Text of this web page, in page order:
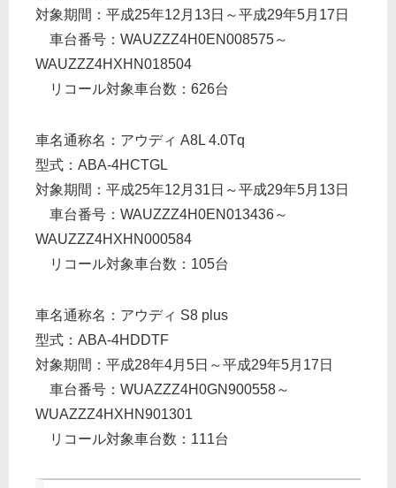
対象期間：平成25年12月13日～平成29年5月17日
車台番号：WAUZZZ4H0EN008575～
WAUZZZ4HXHN018504
リコール対象車台数：626台
車名通称名：アウディ A8L 4.0Tq
型式：ABA-4HCTGL
対象期間：平成25年12月31日～平成29年5月13日
車台番号：WAUZZZ4H0EN013436～
WAUZZZ4HXHN000584
リコール対象車台数：105台
車名通称名：アウディ S8 plus
型式：ABA-4HDDTF
対象期間：平成28年4月5日～平成29年5月17日
車台番号：WUAZZZ4H0GN900558～
WUAZZZ4HXHN901301
リコール対象車台数：111台